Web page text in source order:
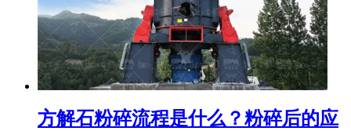
方解石粉碎流程是什么？粉碎后的应